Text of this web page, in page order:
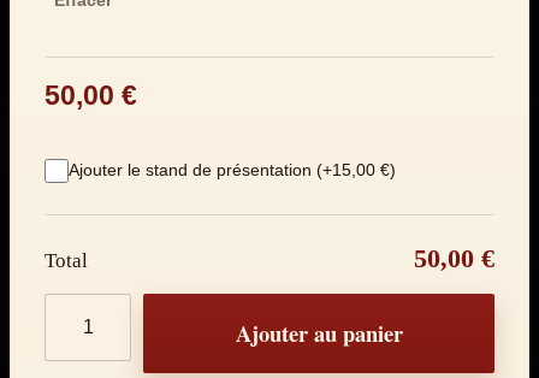
50,00 €
Ajouter le stand de présentation (+15,00 €)
Quantité de produits
Total 50,00 €
Ajouter au panier